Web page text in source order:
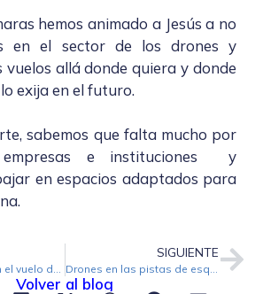
hemos animado a Jesús a no
en el sector de los drones y
allá donde quiera y donde
exija en el futuro.
sabemos que falta mucho por
empresas e instituciones y
en espacios adaptados para
SIGUIENTE
Volver al blog